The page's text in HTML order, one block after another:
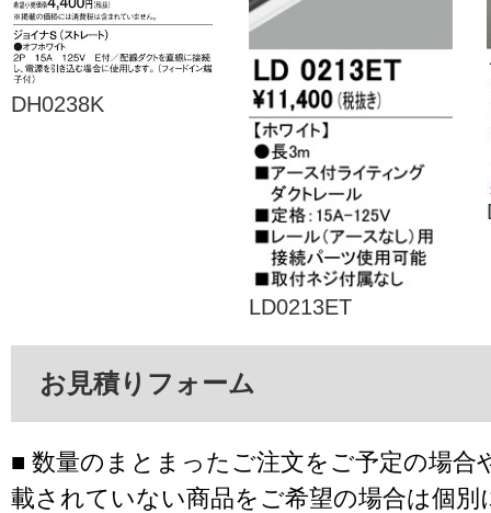
DH0238K
LD0213ET
お見積りフォーム
■ 数量のまとまったご注文をご予定の場合
載されていない商品をご希望の場合は個別